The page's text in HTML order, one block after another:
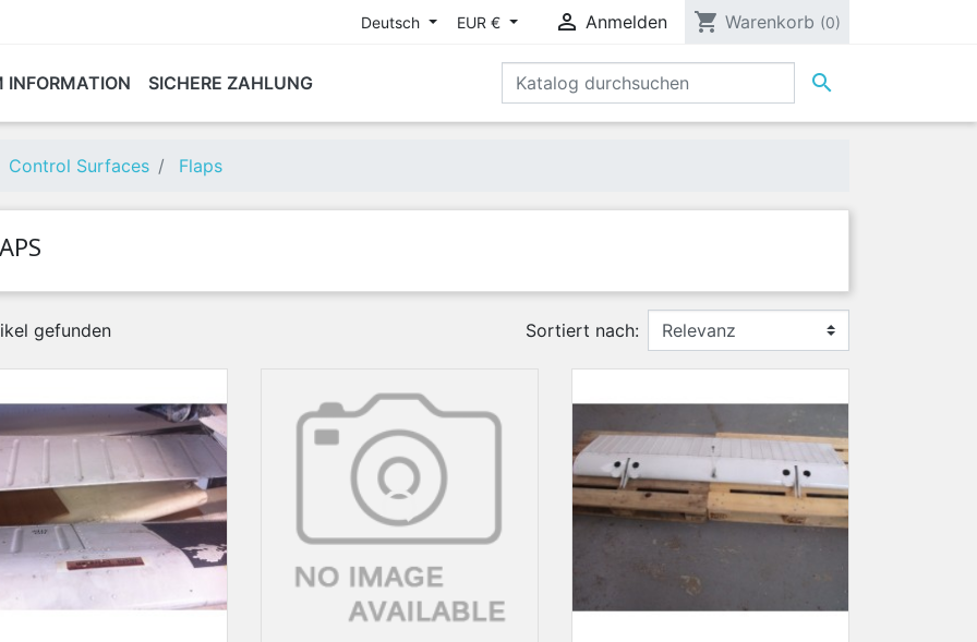
Deutsch EUR €  Anmelden shopping_cart Warenkorb (0)
INFORMATION SICHERE ZAHLUNG 
Control Surfaces Flaps
gefunden Sortiert nach: